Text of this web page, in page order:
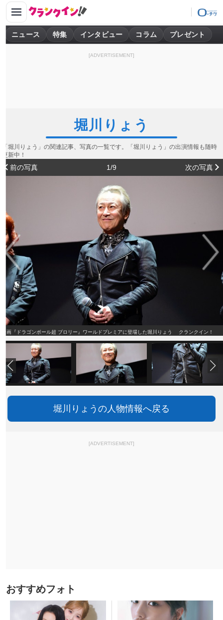
ニュース 特集 インタビュー コラム プレゼント
[ADVERTISEMENT]
堀川りょう
「堀川りょう」の関連記事、写真の一覧です。「堀川りょう」の出演情報も随時
更新中！
前の写真 1/9 次の写真
映画『ドラゴンボール超 ブロリー』ワールドプレミアに登場した堀川りょう クランクイン！
堀川りょうの人物情報へ戻る
[ADVERTISEMENT]
おすすめフォト